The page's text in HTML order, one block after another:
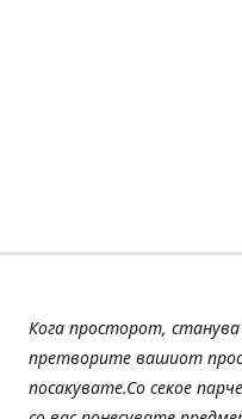
Кога просторот, станува
претворите вашиот
посакувате.Со секое